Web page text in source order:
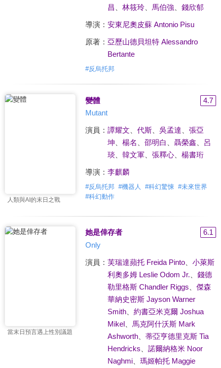
昌 林筱玲、 馬伯強 錢欣郁
導演： 安東尼奧皮蘇 Antonio Pisu
原著： 亞歷山德貝坦特 Alessandro
Bertante
#反烏托邦
人類與AI的末日之戰
變體
4.7
Mutant
演員： 譚耀文 代斯、 吳孟達
張亞
坤
楊名 邵明白 聶榮鑫
呂
琰、 韓文軍、 張釋心、 楊書珩
導演： 李麒麟
#反烏托邦 #機器人 #科幻驚悚 #未來世界
#科幻動作
當末日預言遇上性別議題
她是倖存者
6.1
Only
演員： 芙瑞達蘋托 Freida Pinto、 小萊斯
利奧多姆 Leslie Odom Jr.
錢德
勒里格斯 Chandler Riggs
傑森
華納史密斯 Jayson Warner
Smith、 約書亞米克爾 Joshua
Mikel、 馬克阿什沃斯 Mark
Ashworth、 蒂亞亨德里克斯 Tia
Hendricks
諾爾納格米 Noor
Naghmi、 瑪姬帕托 Maggie